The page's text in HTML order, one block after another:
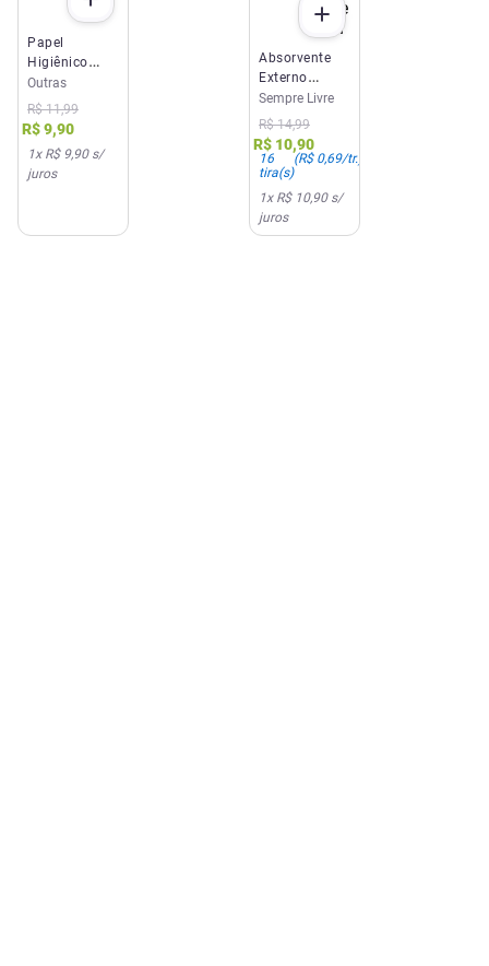
Papel
Higiênico
Florax
Premium
Folha Dupla
20m
Outras
R$ 11,99
R$9,90
1x R$ 9,90s/
juros
Absorvente
Externo
Sempre Livre
Adapt Com
Abas Suave
16un
Sempre Livre
R$ 14,99
R$ 10,90
16
tira(s)
(R$ 0,69/tr.)
1x R$ 10,90s/
juros